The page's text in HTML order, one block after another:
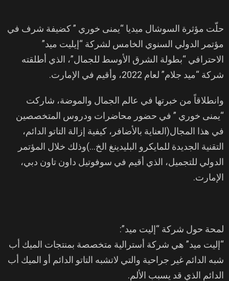
حلّت مؤثرة السوشال ميديا “يمنى خوري ” كضيفة شرف في
مؤتمر الدولي السنوي الخامس لشركة “إيليت ميد”
الاحترافي “بطولة الشرق الأوسط للجمال”، الذي أطلقته
شركة “ميد جلام” لعام 2022، وأقيم في الإمارت.
وانطلاقاً من خبرتها في عالم الجمال والموضة، شاركت
“يمنى خوري ” في حضور محاضرات ودروس المتخصصين
في هذا المجال(العناية بالأضافر، كيفية إزالة التاتو الدائم،
التقنية الجديدة للمايكرو البليدينغ الخ…)وذلك خلال المؤتمر
الدولي للتجميل، الذي أقيم في سوفوتيل داون تاون دبي،
الإمارت.
لمحة حول شركة “إليت ميد”:
“إليت ميد” هي شركة أسترالية متخصصة بمنتجات الميك أب
شبه الدائم غير جراحية والتي لاتشبه التاتو الدائم أو الميك أب
الدائم الذي قد يسبب الألم.